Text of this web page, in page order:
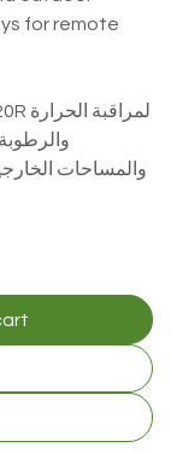
for remote
والمساحات